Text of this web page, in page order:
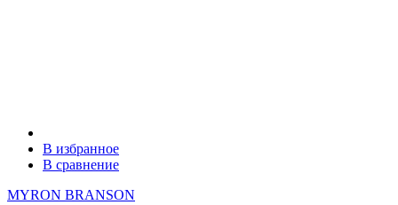
В избранное
В сравнение
MYRON BRANSON